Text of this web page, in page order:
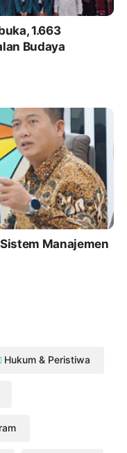
1.663
Budaya
Manajemen
Hukum & Peristiwa